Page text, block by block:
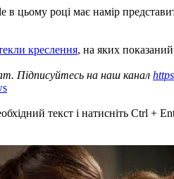
цьому році має намір
креслення, на яких
Підписуйтесь на наш канал
текст і натисніть Ctrl +